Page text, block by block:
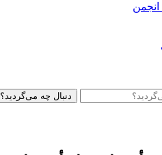
انجمن
دنبال چه می‌گردید؟